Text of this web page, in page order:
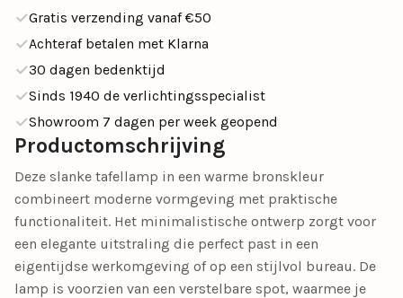
Gratis verzending vanaf €50
Achteraf betalen met Klarna
30 dagen bedenktijd
Sinds 1940 de verlichtingsspecialist
Showroom 7 dagen per week geopend
Productomschrijving
Deze slanke tafellamp in een warme bronskleur
combineert moderne vormgeving met praktische
functionaliteit. Het minimalistische ontwerp zorgt voor
een elegante uitstraling die perfect past in een
eigentijdse werkomgeving of op een stijlvol bureau. De
lamp is voorzien van een verstelbare spot, waarmee je